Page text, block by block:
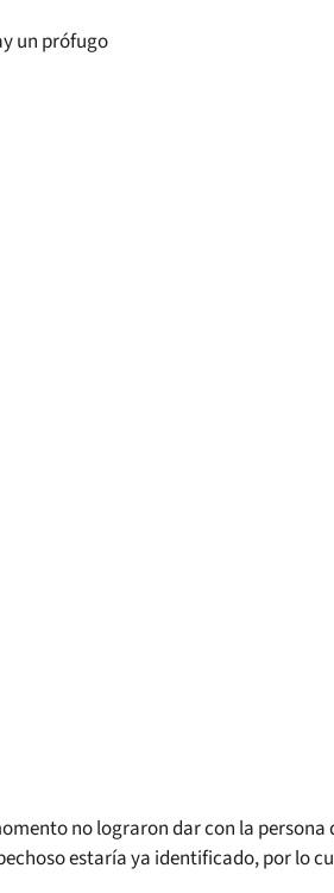
no lograron dar con la
estaría ya identificado, por lo